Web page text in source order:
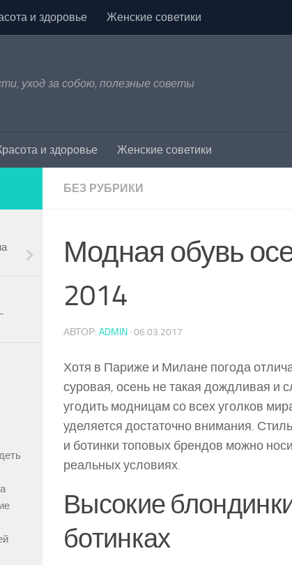
и здоровье Женские советики
уход за собою, полезные советы
и здоровье Женские советики
БЕЗ РУБРИКИ
Модная обувь
2014
АВТОР: ADMIN · 06.03.2017
Хотя в Париже и Милане погода
суровая, осень не такая дождливая и
угодить модницам со всех уголков
уделяется достаточно внимания.
и ботинки топовых брендов можно
реальных условиях.
Высокие
ботинках